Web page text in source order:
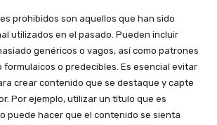
prohibidos son aquellos que han sido
utilizados en el pasado. Pueden incluir
genéricos o vagos, así como patrones
formulaicos o predecibles. Es esencial evitar
crear contenido que se destaque y capte
Por ejemplo, utilizar un título que es
puede hacer que el contenido se sienta